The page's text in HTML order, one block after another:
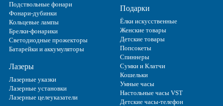
Подствольные фонари
Фонари-дубинки
Кольцевые лампы
Брелки-фонарики
Светодиодные прожекторы
Батарейки и аккумуляторы
Лазеры
Лазерные указки
Лазерные установки
Лазерные целеуказатели
Подарки
Ёлки искусственные
Женские товары
Детские товары
Попсокеты
Спиннеры
Сумки и Клатчи
Кошельки
Умные часы
Настольные часы VST
Детские часы-телефон